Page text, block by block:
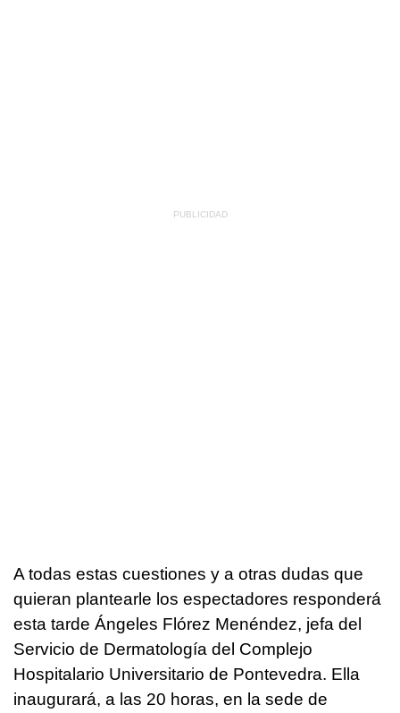
A todas estas cuestiones y a otras dudas que
quieran plantearle los espectadores responderá
esta tarde Ángeles Flórez Menéndez, jefa del
Servicio de Dermatología del Complejo
Hospitalario Universitario de Pontevedra. Ella
inaugurará, a las 20 horas, en la sede de